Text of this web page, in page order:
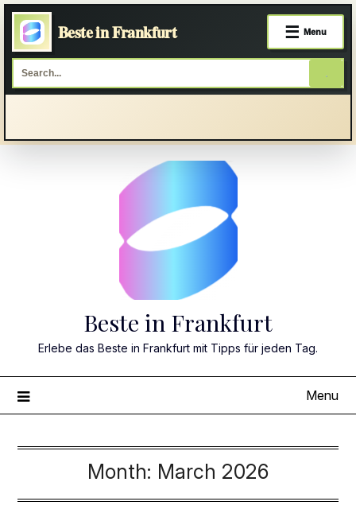
Beste in Frankfurt ☰ Menu
Beste in Frankfurt
Erlebe das Beste in Frankfurt mit Tipps für jeden Tag.
Menu
Month: March 2026